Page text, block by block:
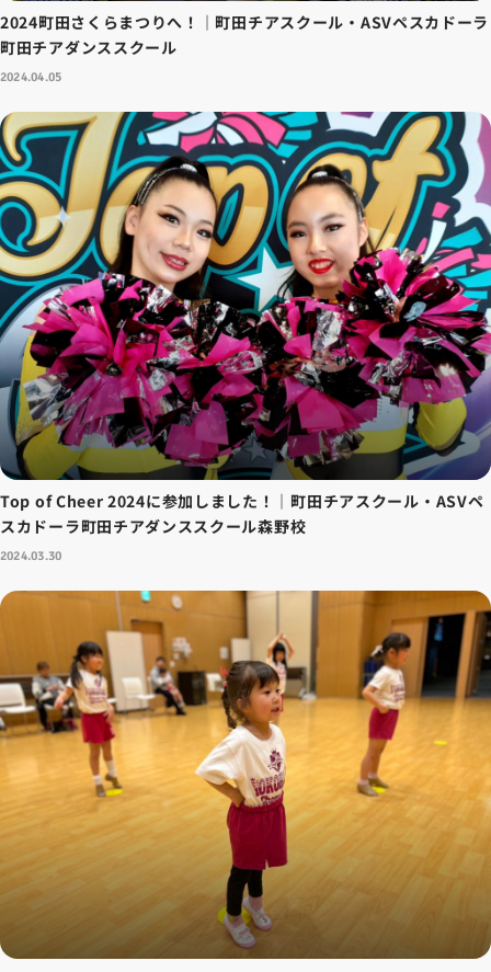
2024町田さくらまつりへ！｜町田チアスクール・ASVペスカドーラ
町田チアダンススクール
2024.04.05
Top of Cheer 2024に参加しました！｜町田チアスクール・ASVペ
スカドーラ町田チアダンススクール森野校
2024.03.30